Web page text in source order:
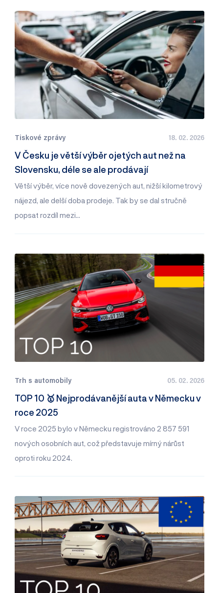
Tiskové zprávy 18. 02. 2026
V Česku je větší výběr ojetých aut než na
Slovensku, déle se ale prodávají
Větší výběr, více nově dovezených aut, nižší kilometrový
nájezd, ale delší doba prodeje. Tak by se dal stručně
popsat rozdíl mezi…
Trh s automobily 05. 02. 2026
TOP 10 🥇 Nejprodávanější auta v Německu v
roce 2025
V roce 2025 bylo v Německu registrováno 2 857 591
nových osobních aut, což představuje mírný nárůst
oproti roku 2024.